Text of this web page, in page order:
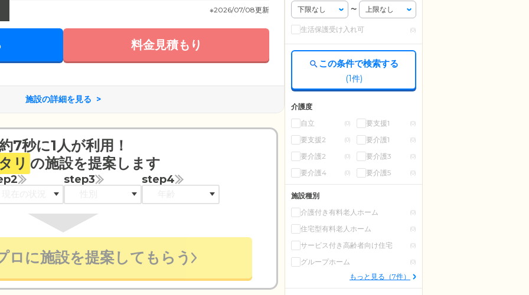
※2026/07/08更新
料金見積もり
施設の詳細を見る
7秒に1人が利用！
リ の施設を提案します
step3 step4
ロに施設を提案してもらう
〜
生活保護受け入れ可 (0)
この条件で検索する
(1件)
介護度
自立
(0) 要支援1 (0)
要支援2 (0) 要介護1 (0)
要介護2 (0) 要介護3 (0)
要介護4 (0) 要介護5 (0)
施設種別
介護付き有料老人ホーム
(0)
住宅型有料老人ホーム (0)
サービス付き高齢者向け住宅 (0)
グループホーム (0)
もっと見る（7件）